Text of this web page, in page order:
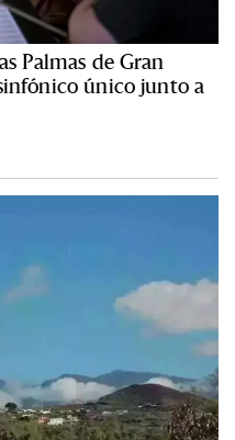
Palmas de Gran
único junto a